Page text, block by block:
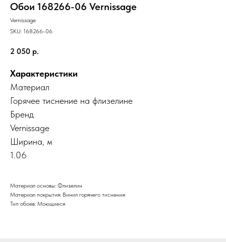
Обои 168266-06 Vernissage
Vernissage
SKU: 168266-06
2 050 р.
Характеристики
Материал
Горячее тиснение на флизелине
Бренд
Vernissage
Ширина, м
1.06
Материал основы: Флизелин
Материал покрытия: Винил горячего тиснения
Тип обоев: Моющиеся